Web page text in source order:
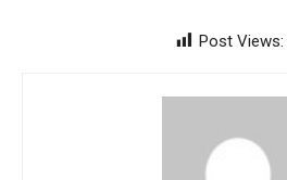
Post Views: